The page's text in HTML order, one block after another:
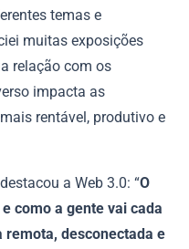
temas e
muitas exposições
relação com os
impacta as
rentável, produtivo e
a Web 3.0: “O
como a gente vai cada
desconectada e